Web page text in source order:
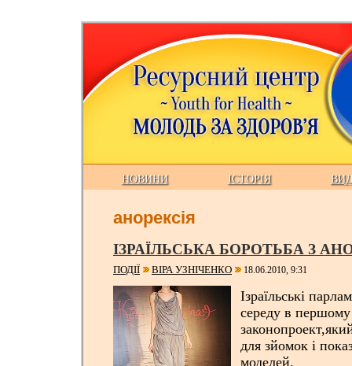
НОВИНИ ІСТОРІЯ
анорексія
ІЗРАЇЛЬСЬКА БОРОТЬБА З
ПОДІЇ ВІРА УЗНІЧЕНКО 18.06.2010, 9:31
Ізраїльські
середу в першому
для зйомок і
моделей.